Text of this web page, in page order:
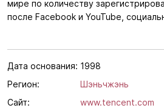
мире по количеству
после Facebook и YouTube,
Дата основания: 1998
Регион:
Шэньчжэнь
Сайт:
www.tencent.com